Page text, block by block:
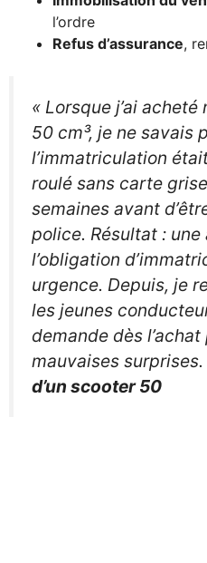
l’ordre
Refus d’assurance,
« Lorsque j’ai
50 cm³, je ne savais
l’immatriculation
roulé sans carte
semaines avant
police. Résultat :
l’obligation
urgence. Depuis, je
les jeunes
demande dès
mauvaises surprises.
d’un scooter 50